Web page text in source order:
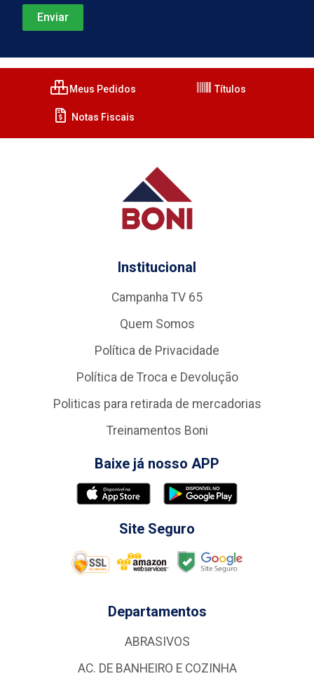
Meus Pedidos Títulos
Notas Fiscais
Institucional
Campanha TV 65
Quem Somos
Política de Privacidade
Política de Troca e Devolução
Politicas para retirada de mercadorias
Treinamentos Boni
Baixe já nosso APP
Site Seguro
Departamentos
ABRASIVOS
AC. DE BANHEIRO E COZINHA